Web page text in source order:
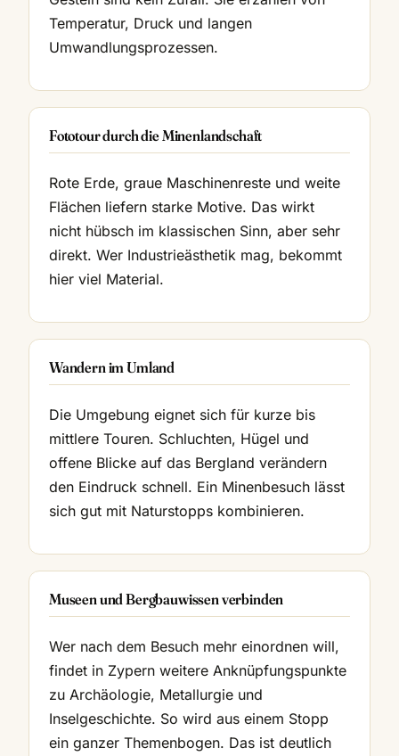
Temperatur, Druck und langen
Umwandlungsprozessen.
Fototour durch die Minenlandschaft
Rote Erde, graue Maschinenreste und weite
Flächen liefern starke Motive. Das wirkt
nicht hübsch im klassischen Sinn, aber sehr
direkt. Wer Industrieästhetik mag, bekommt
hier viel Material.
Wandern im Umland
Die Umgebung eignet sich für kurze bis
mittlere Touren. Schluchten, Hügel und
offene Blicke auf das Bergland verändern
den Eindruck schnell. Ein Minenbesuch lässt
sich gut mit Naturstopps kombinieren.
Museen und Bergbauwissen verbinden
Wer nach dem Besuch mehr einordnen will,
findet in Zypern weitere Anknüpfungspunkte
zu Archäologie, Metallurgie und
Inselgeschichte. So wird aus einem Stopp
ein ganzer Themenbogen. Das ist deutlich